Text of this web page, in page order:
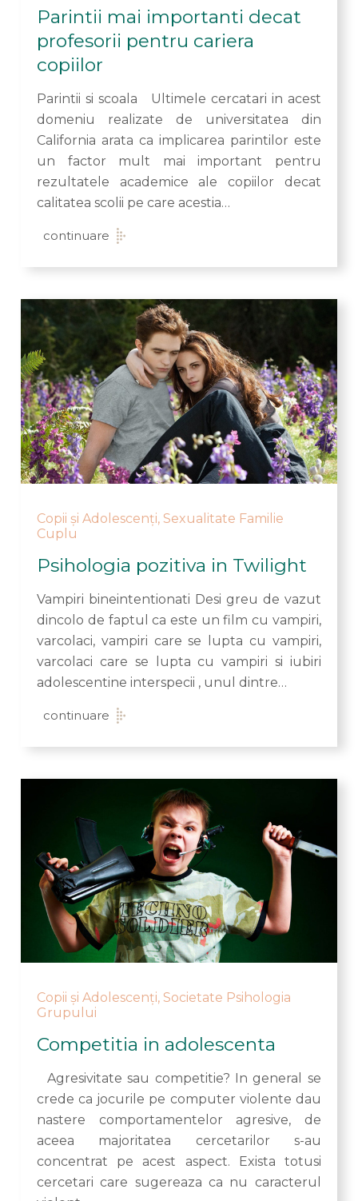
Parintii mai importanti decat
profesorii pentru cariera
copiilor
Parintii si scoala Ultimele cercatari in acest
domeniu realizate de universitatea din
California arata ca implicarea parintilor este
un factor mult mai important pentru
rezultatele academice ale copiilor decat
calitatea scolii pe care acestia…
continuare
Copii și Adolescenți,Sexualitate Familie
Cuplu
Psihologia pozitiva in Twilight
Vampiri bineintentionati Desi greu de vazut
dincolo de faptul ca este un film cu vampiri,
varcolaci, vampiri care se lupta cu vampiri,
varcolaci care se lupta cu vampiri si iubiri
adolescentine interspecii , unul dintre…
continuare
Copii și Adolescenți,Societate Psihologia
Grupului
Competitia in adolescenta
Agresivitate sau competitie? In general se
crede ca jocurile pe computer violente dau
nastere comportamentelor agresive, de
aceea majoritatea cercetarilor s-au
concentrat pe acest aspect. Exista totusi
cercetari care sugereaza ca nu caracterul